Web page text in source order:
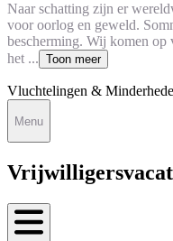
Naar schatting zijn er
voor oorlog en geweld.
bescherming. Wij komen op
het ... Toon meer
Vluchtelingen &
Menu